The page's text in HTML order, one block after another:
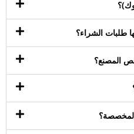
طلبات الشراء؟
المصنع؟